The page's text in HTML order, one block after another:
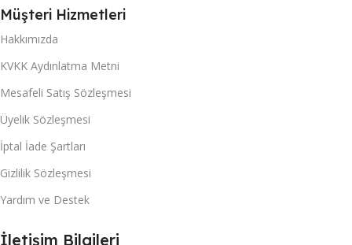
Müşteri Hizmetleri
Hakkımızda
KVKK Aydınlatma Metni
Mesafeli Satış Sözleşmesi
Üyelik Sözleşmesi
İptal İade Şartları
Gizlilik Sözleşmesi
Yardım ve Destek
İletişim Bilgileri